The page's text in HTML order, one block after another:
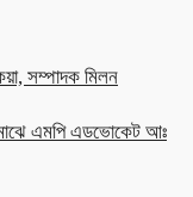
সম্পাদক মিলন
এমপি এডভোকেট আঃ